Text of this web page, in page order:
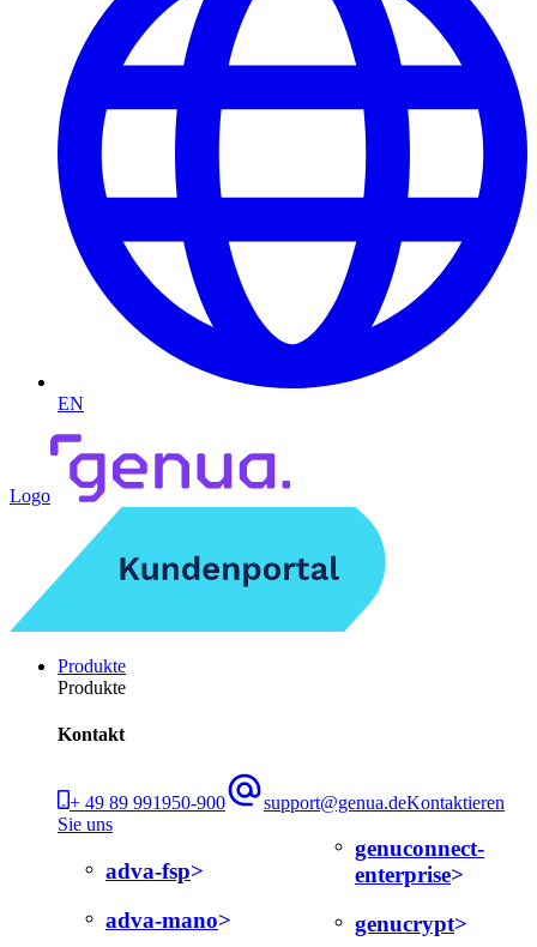
EN
Logo
Produkte
Produkte
Kontakt
+ 49 89 991950-900 support@genua.deKontaktieren
Sie uns
adva-fsp
adva-mano
genuconnect-
enterprise
genucrypt